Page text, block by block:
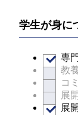
学生が身に
専
教
コ
展
展